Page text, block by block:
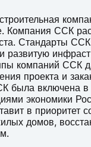
Компания ССК
Стандарты
развитую
компаний ССК
проекта и
была включена
экономики
в приоритет
домов,